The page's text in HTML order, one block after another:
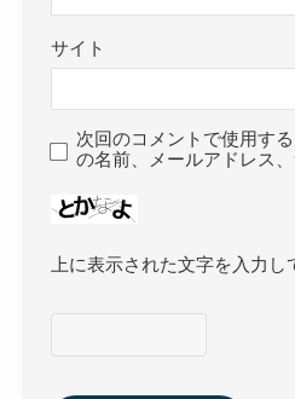
サイト
次回のコメントで使用す
の名前、メールアドレス
上に表示された文字を入力し